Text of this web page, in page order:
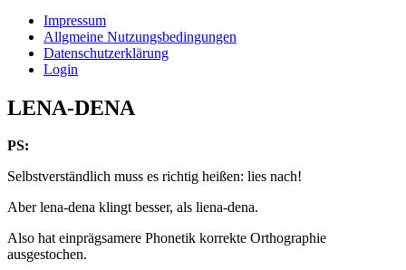
Impressum
Allgmeine Nutzungsbedingungen
Datenschutzerklärung
Login
LENA-DENA
PS:
Selbstverständlich muss es richtig heißen: lies nach!
Aber lena-dena klingt besser, als liena-dena.
Also hat einprägsamere Phonetik korrekte Orthographie
ausgestochen.